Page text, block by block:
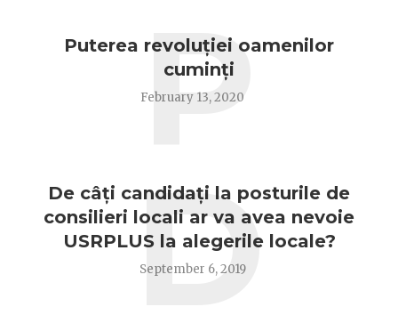
Puterea revoluției oamenilor
cuminți
February 13, 2020
P
De câți candidați la posturile de
consilieri locali ar va avea nevoie
USRPLUS la alegerile locale?
September 6, 2019
D